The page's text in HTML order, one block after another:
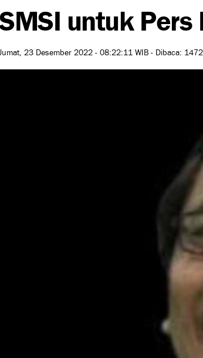
untuk Pers
23 Desember 2022 - 08:22:11 WIB - Dibaca: